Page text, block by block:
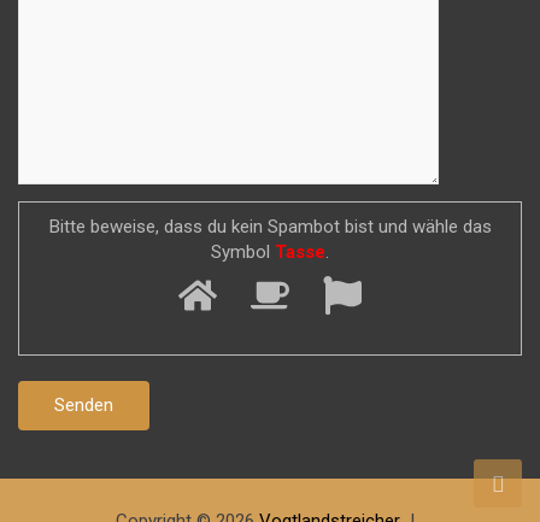
Bitte beweise, dass du kein Spambot bist und wähle das
Symbol Tasse.